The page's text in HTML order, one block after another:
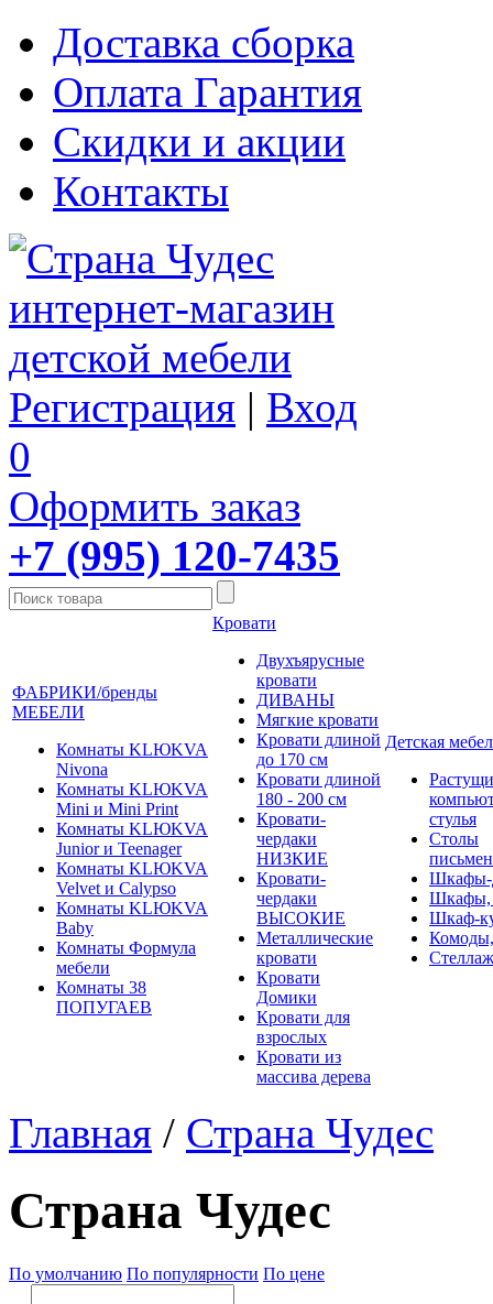
Доставка сборка
Оплата Гарантия
Скидки и акции
Контакты
Регистрация | Вход
0
Оформить заказ
+7 (995) 120-7435
ФАБРИКИ/бренды
МЕБЕЛИ
Комнаты KLЮKVA
Nivona
Комнаты KLЮKVA
Mini и Mini Print
Комнаты KLЮKVA
Junior и Teenager
Комнаты KLЮKVA
Velvet и Calypso
Комнаты KLЮKVA
Baby
Комнаты Формула
мебели
Комнаты 38
ПОПУГАЕВ
Кровати
Двухъярусные
кровати
ДИВАНЫ
Мягкие кровати
Кровати длиной
до 170 см
Кровати длиной
180 - 200 см
Кровати-
чердаки
НИЗКИЕ
Кровати-
чердаки
ВЫСОКИЕ
Металлические
кровати
Кровати
Домики
Кровати для
взрослых
Кровати из
массива дерева
Детская
стулья
Столы
Шкафы-
Шкафы,
Шкаф-
Главная / Страна Чудес
Страна Чудес
По умолчанию По популярности По цене